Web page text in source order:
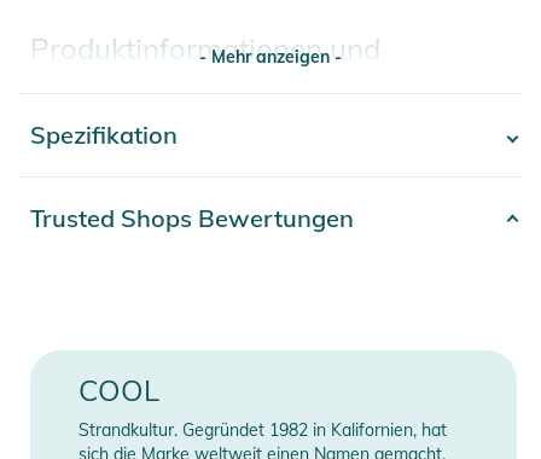
Produktinformationen und
Gebrauchsanweisungen, Sicherheitshinweise und Warnungen
finden Sie direkt am Produkt.
- Mehr anzeigen -
Spezifikation
Gender Women
Trusted Shops Bewertungen
COOL
Strandkultur. Gegründet 1982 in Kalifornien, hat
sich die Marke weltweit einen Namen gemacht,